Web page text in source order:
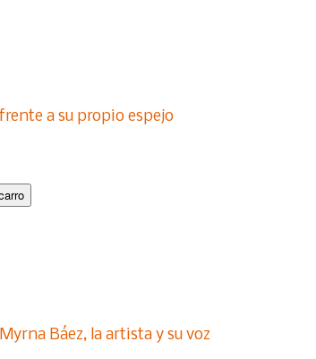
a su propio espejo
Báez, la artista y su voz